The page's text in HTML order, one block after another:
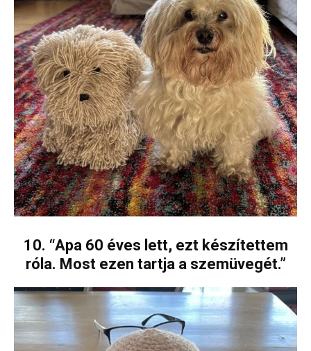
10. “Apa 60 éves lett, ezt készítettem
róla. Most ezen tartja a szemüvegét.”